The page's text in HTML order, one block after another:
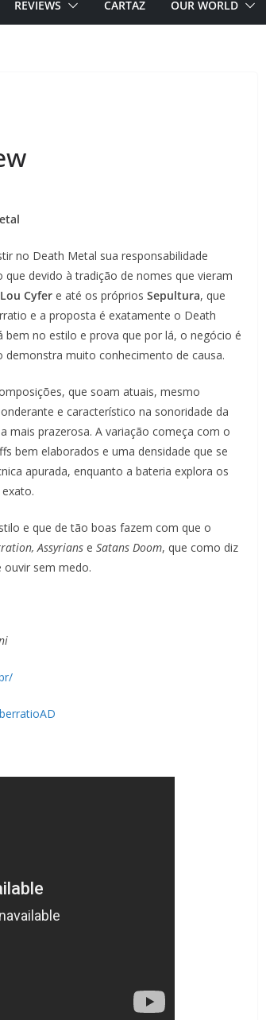
REVIEWS CARTAZ OUR WORLD
no Death Metal sua responsabilidade
devido à tradição de nomes que vieram
Lou Cyfer e até os próprios Sepultura, que
e a proposta é exatamente o Death
bem no estilo e prova que por lá, o negócio é
muito conhecimento de causa.
que soam atuais, mesmo
e característico na sonoridade da
mais prazerosa. A variação começa com o
bem elaborados e uma densidade que se
apurada, enquanto a bateria explora os
e que de tão boas fazem com que o
Assyrians e Satans Doom, que como diz
sem medo.